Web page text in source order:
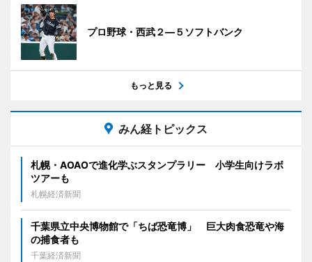
プロ野球・西武２―５ソフトバンク
もっと見る
みん経トピックス
札幌・AOAOで進化学ぶスタンプラリー 小学生向けラボ
ツアーも
札幌経済新聞
千葉県立中央博物館で「ちば恐竜博」 巨大肉食恐竜や海
の捕食者も
千葉経済新聞